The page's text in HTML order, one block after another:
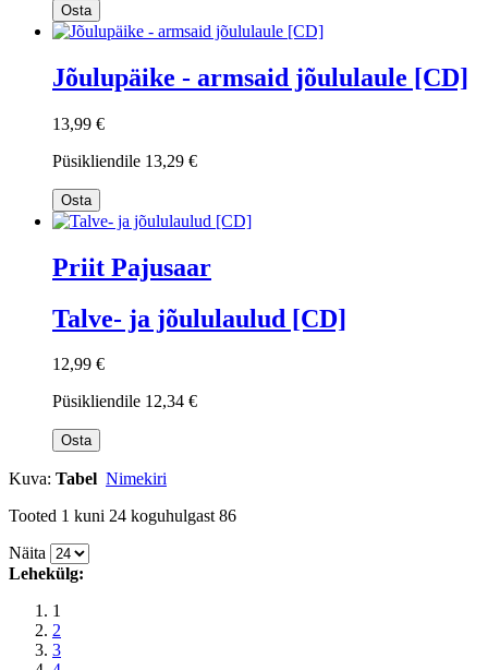
Osta
Jõulupäike - armsaid jõululaule [CD]
13,99 €
Püsikliendile 13,29 €
Osta
Priit Pajusaar
Talve- ja jõululaulud [CD]
12,99 €
Püsikliendile 12,34 €
Osta
Kuva: Tabel Nimekiri
Tooted 1 kuni 24 koguhulgast 86
Näita
Lehekülg:
1
2
3